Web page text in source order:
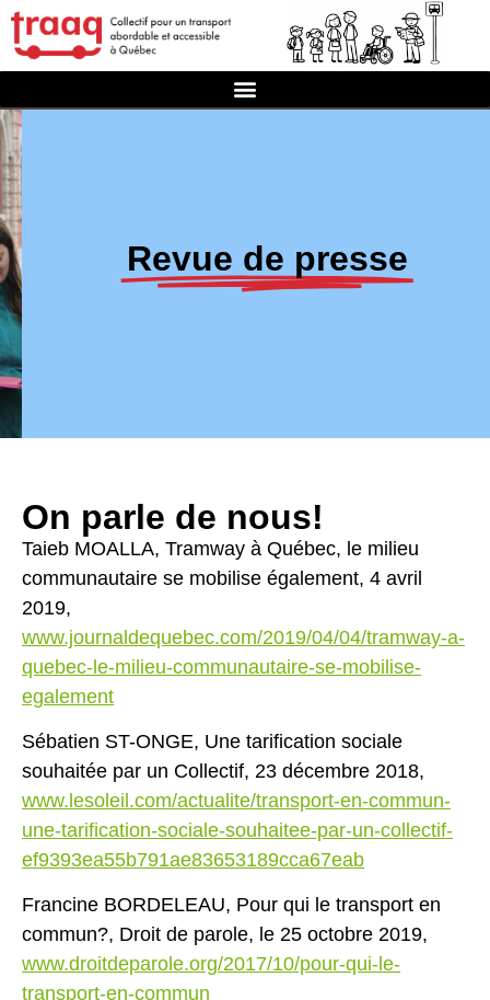
Revue de presse
On parle de nous!
Taieb MOALLA, Tramway à Québec, le milieu
communautaire se mobilise également, 4 avril
2019,
www.journaldequebec.com/2019/04/04/tramway-a-
quebec-le-milieu-communautaire-se-mobilise-
egalement
Sébatien ST-ONGE, Une tarification sociale
souhaitée par un Collectif, 23 décembre 2018,
www.lesoleil.com/actualite/transport-en-commun-
une-tarification-sociale-souhaitee-par-un-collectif-
ef9393ea55b791ae83653189cca67eab
Francine BORDELEAU, Pour qui le transport en
commun?, Droit de parole, le 25 octobre 2019,
www.droitdeparole.org/2017/10/pour-qui-le-
transport-en-commun